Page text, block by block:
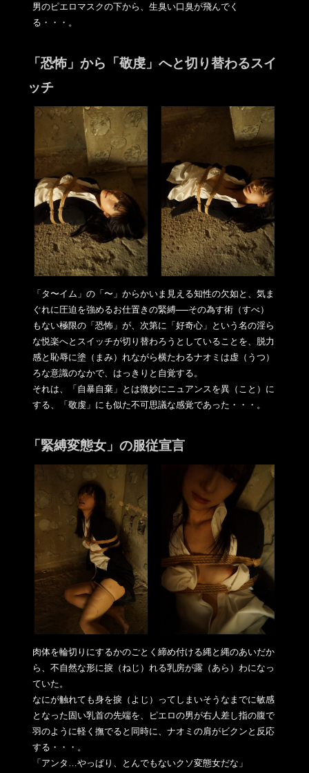
男のピエロマスクの下から、生臭い口臭が飛んでく
る・・・。
「恐怖」から「敬虔」へと切り替わるスイ
ッチ
「タ〜イム」の「〜」からかいま見える知性の欠如と、気ま
ぐれに圧迫を強めるお仕置きの緊縛──その為す術（すべ）
もない極限の 「恐怖」が、次第に「好奇心」という名の淫ら
な悦楽へとスイッチが切り替わろうとしていることを、脱力
感と恥辱に塗（まみ）れながら横たわるナオミは虚（うつ）
ろな意識のなかで、 はっきりと自覚する。
それは、「自暴自棄」とは微妙にニュアンスを異（こと）に
する、
「敬虔」にも似た不可思議な感覚であった・・・。
「緊縛変態女」の服従宣言
肉体を輪切りにするかのごとく締め付ける縄と縄のあいだか
ら、不自然な形に捩（ねじ）れる乳房が露（あら）わになっ
ていた。
なにが触れても身を捩（よじ）ってしまいそうなまでに敏感
となっ た固い乳首の先端を、ピエロの男が右人差し指の腹で
羽のように軽 く撫でると同時に、ナオミの肩がビクンと反応
する・・・。
「アンタ…やっぱり、とんでもないクソ変態女だな」